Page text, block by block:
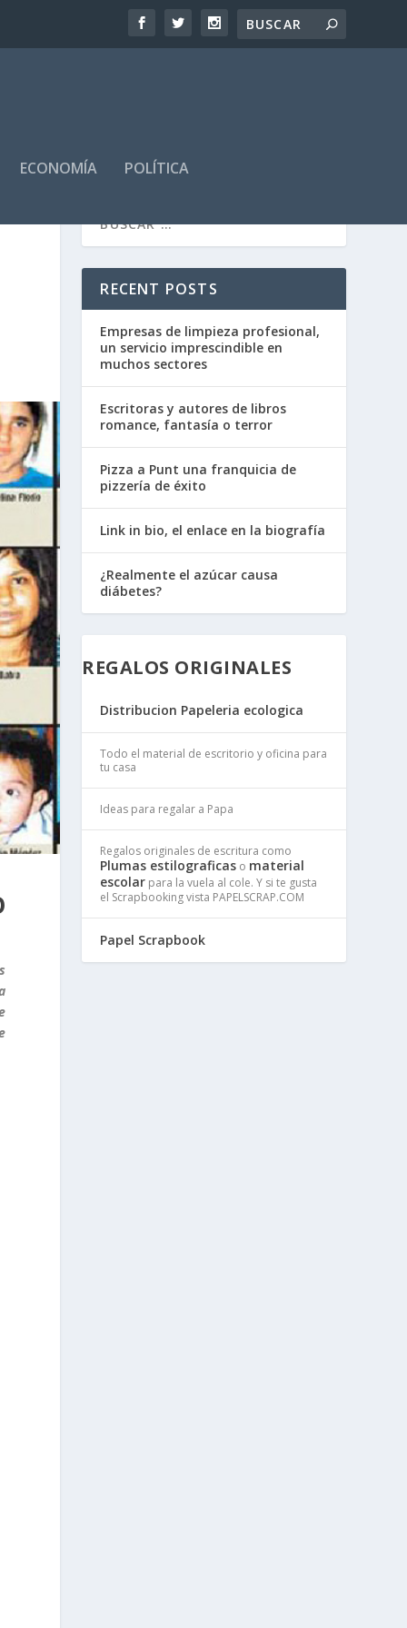
ECONOMÍA POLÍTICA
RECENT POSTS
Empresas de limpieza profesional,
un servicio imprescindible en
muchos sectores
Escritoras y autores de libros
romance, fantasía o terror
Pizza a Punt una franquicia de
pizzería de éxito
Link in bio, el enlace en la biografía
¿Realmente el azúcar causa
diábetes?
REGALOS ORIGINALES
Distribucion Papeleria ecologica
Todo el material de escritorio y oficina para
tu casa
Ideas para regalar a Papa
Regalos originales de escritura como
Plumas estilograficas o material
escolar para la vuela al cole. Y si te gusta
el Scrapbooking vista PAPELSCRAP.COM
Papel Scrapbook